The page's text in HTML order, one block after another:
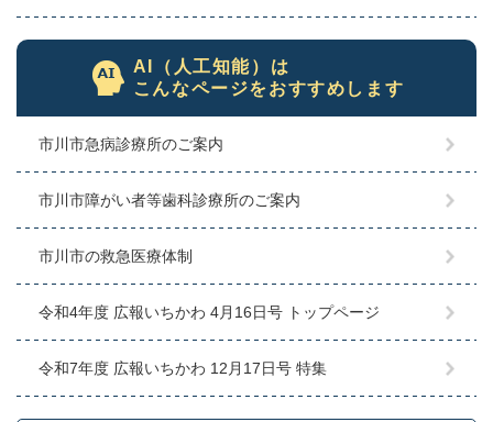
AI（人工知能）は
こんなページをおすすめします
市川市急病診療所のご案内
市川市障がい者等歯科診療所のご案内
市川市の救急医療体制
令和4年度 広報いちかわ 4月16日号 トップページ
令和7年度 広報いちかわ 12月17日号 特集